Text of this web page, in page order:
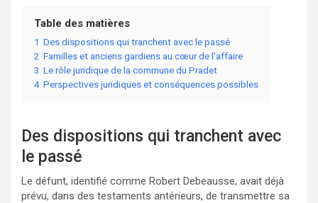
Table des matières
1 Des dispositions qui tranchent avec le passé
2 Familles et anciens gardiens au cœur de l’affaire
3 Le rôle juridique de la commune du Pradet
4 Perspectives juridiques et conséquences possibles
Des dispositions qui tranchent avec
le passé
Le défunt, identifié comme Robert Debeausse, avait déjà
prévu, dans des testaments antérieurs, de transmettre sa